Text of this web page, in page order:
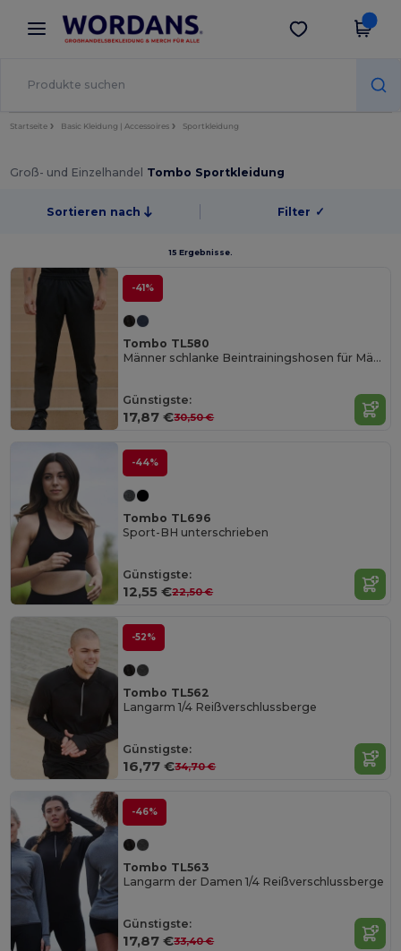
× Wordans App
Bessere Preise in der App!
App holen
Startseite Basic Kleidung | Accessoires Sportkleidung
Groß- und Einzelhandel Tombo Sportkleidung
Sortieren nach Filter ✓
15 Ergebnisse.
-41%
Tombo TL580
Männer schlanke Beintrainingshosen für Männer
Günstigste:
17,87 €30,50 €
-44%
Tombo TL696
Sport-BH unterschrieben
Günstigste:
12,55 €22,50 €
-52%
Tombo TL562
Langarm 1/4 Reißverschlussberge
Günstigste:
16,77 €34,70 €
-46%
Tombo TL563
Langarm der Damen 1/4 Reißverschlussberge
Günstigste:
17,87 €33,40 €